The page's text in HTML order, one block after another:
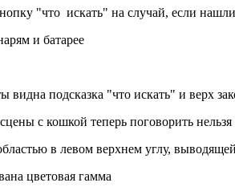
"что искать" на случай, если
и батарее
видна подсказка "что искать" и верх
с кошкой теперь поговорить нельзя
в левом верхнем углу,
цветовая гамма